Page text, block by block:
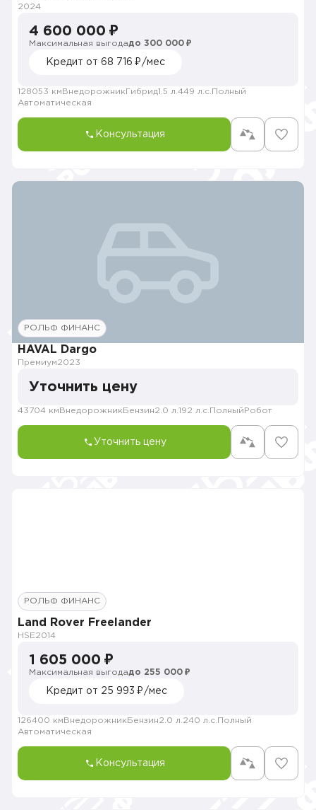
2024
4 600 000 ₽
Максимальная выгодадо 300 000 ₽
Кредит от 68 716 ₽/мес
128053 км Внедорожник Гибрид1.5 л. 449 л.с. Полный
Автоматическая
Консультация
РОЛЬФ ФИНАНС
HAVAL Dargo
Премиум2023
Уточнить цену
43704 км Внедорожник Бензин2.0 л. 192 л.с. Полный Робот
Уточнить цену
РОЛЬФ ФИНАНС
Land Rover Freelander
HSE2014
1 605 000 ₽
Максимальная выгодадо 255 000 ₽
Кредит от 25 993 ₽/мес
126400 км Внедорожник Бензин2.0 л. 240 л.с. Полный
Автоматическая
Консультация